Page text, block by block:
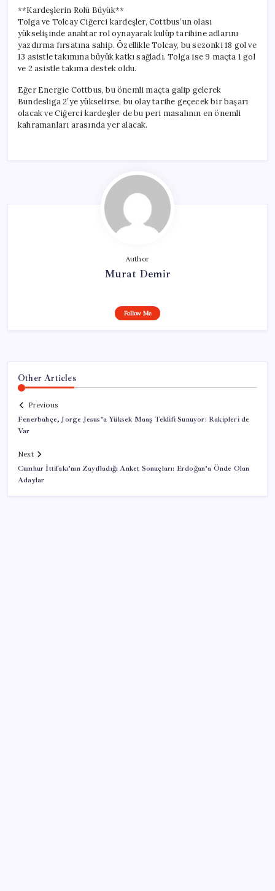
**Kardeşlerin Rolü Büyük**
Tolga ve Tolcay Ciğerci kardeşler, Cottbus’un olası
yükselişinde anahtar rol oynayarak kulüp tarihine adlarını
yazdırma fırsatına sahip. Özellikle Tolcay, bu sezonki 18 gol ve
13 asistle takımına büyük katkı sağladı. Tolga ise 9 maçta 1 gol
ve 2 asistle takıma destek oldu.
Eğer Energie Cottbus, bu önemli maçta galip gelerek
Bundesliga 2’ye yükselirse, bu olay tarihe geçecek bir başarı
olacak ve Ciğerci kardeşler de bu peri masalının en önemli
kahramanları arasında yer alacak.
Author
Murat Demir
Follow Me
Other Articles
Previous
Fenerbahçe, Jorge Jesus’a Yüksek Maaş Teklifi Sunuyor: Rakipleri de
Var
Next
Cumhur İttifakı’nın Zayıfladığı Anket Sonuçları: Erdoğan’a Önde Olan
Adaylar